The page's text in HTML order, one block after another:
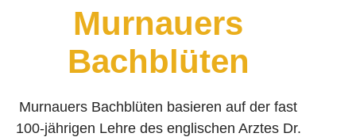
Murnauers
Bachblüten
Murnauers Bachblüten basieren auf der fast
100-jährigen Lehre des englischen Arztes Dr.